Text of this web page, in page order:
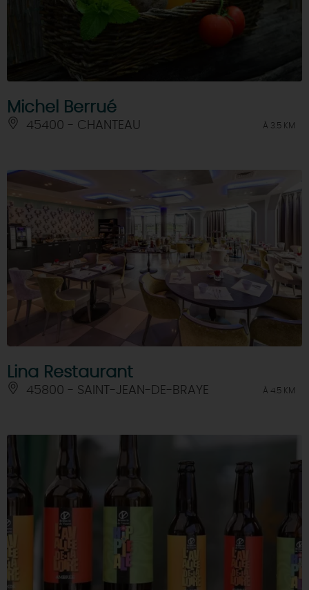
Michel Berrué
45400 - CHANTEAU À 3.5 KM
Lina Restaurant
45800 - SAINT-JEAN-DE-BRAYE À 4.5 KM